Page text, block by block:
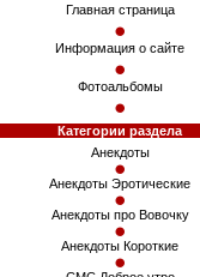
Главная страница
Информация о сайте
Фотоальбомы
Категории раздела
Анекдоты
Анекдоты Эротические
Анекдоты про Вовочку
Анекдоты Короткие